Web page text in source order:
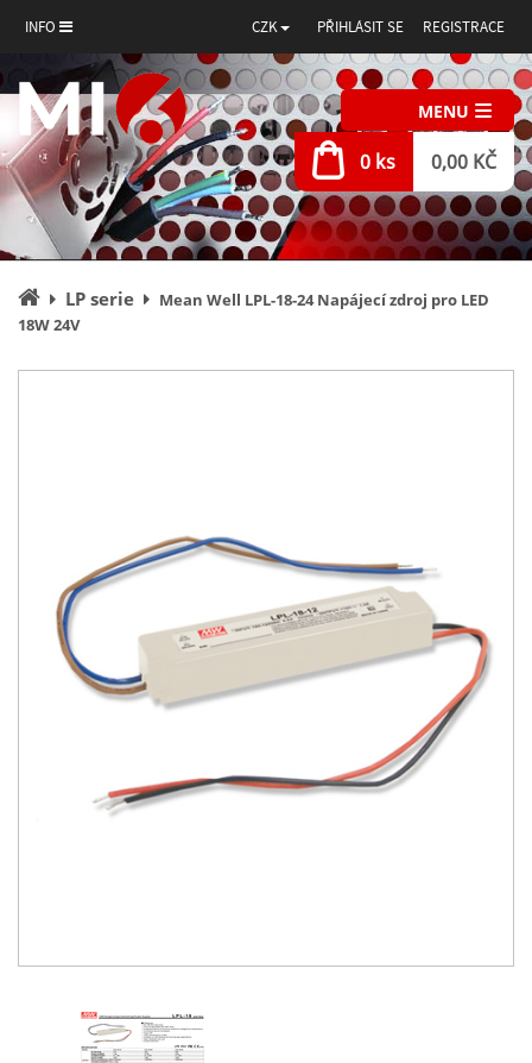
INFO CZK PŘIHLÁSIT SE REGISTRACE
MENU
0 ks 0,00 KČ
Úvodní
stránka
LP serie
Mean Well LPL-18-24 Napájecí zdroj pro LED
18W 24V